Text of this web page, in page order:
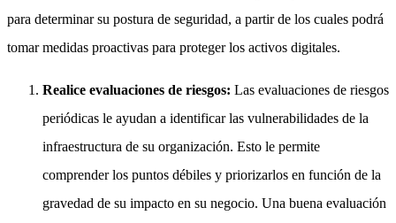
para determinar su postura de seguridad, a partir de los cuales podrá
tomar medidas proactivas para proteger los activos digitales.
Realice evaluaciones de riesgos: Las evaluaciones de riesgos
periódicas le ayudan a identificar las vulnerabilidades de la
infraestructura de su organización. Esto le permite
comprender los puntos débiles y priorizarlos en función de la
gravedad de su impacto en su negocio. Una buena evaluación